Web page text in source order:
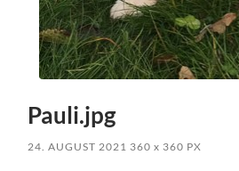
Pauli.jpg
24. AUGUST 2021 360x 360 PX